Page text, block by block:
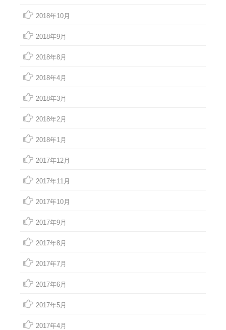
2018年10月
2018年9月
2018年8月
2018年4月
2018年3月
2018年2月
2018年1月
2017年12月
2017年11月
2017年10月
2017年9月
2017年8月
2017年7月
2017年6月
2017年5月
2017年4月